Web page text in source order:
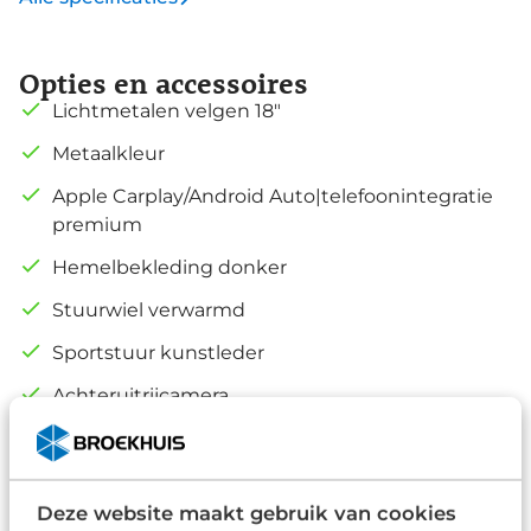
Deze website maakt gebruik van cookies
Opties en accessoires
Lichtmetalen velgen 18"
Metaalkleur
Apple Carplay/Android Auto|telefoonintegratie
premium
Hemelbekleding donker
Stuurwiel verwarmd
Sportstuur kunstleder
Achteruitrijcamera
Extra getint glas
Alle opties